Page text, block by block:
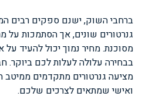
ברחבי השוק, ישנם ספקים רבים
גנרטורים שונים, אך הסתמכות על
מסוכנת. מחיר נמוך יכול להעיד על
בבחירה עלולה לעלות לכם ביוקר.
מציעה גנרטורים מתקדמים ממיטב
ואישי שמתאים לצרכים שלכם.